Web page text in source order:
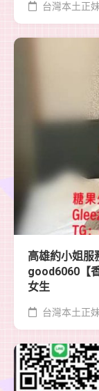
台灣本土正
高雄約小姐服
good6060【
女生
台灣本土正